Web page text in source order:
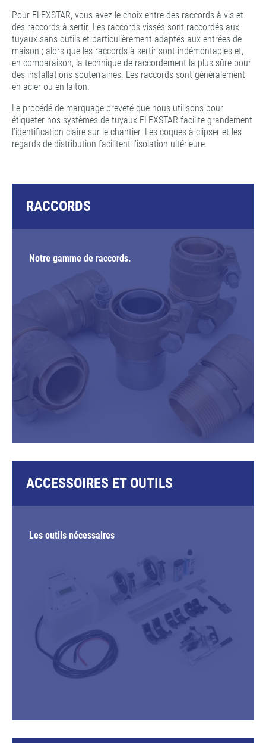
Pour FLEXSTAR, vous avez le choix entre des raccords à vis et
des raccords à sertir. Les raccords vissés sont raccordés aux
tuyaux sans outils et particulièrement adaptés aux entrées de
maison ; alors que les raccords à sertir sont indémontables et,
en comparaison, la technique de raccordement la plus sûre pour
des installations souterraines. Les raccords sont généralement
en acier ou en laiton.
Le procédé de marquage breveté que nous utilisons pour
étiqueter nos systèmes de tuyaux FLEXSTAR facilite grandement
l’identification claire sur le chantier. Les coques à clipser et les
regards de distribution facilitent l’isolation ultérieure.
RACCORDS
Notre gamme de raccords.
ACCESSOIRES ET OUTILS
Les outils nécessaires